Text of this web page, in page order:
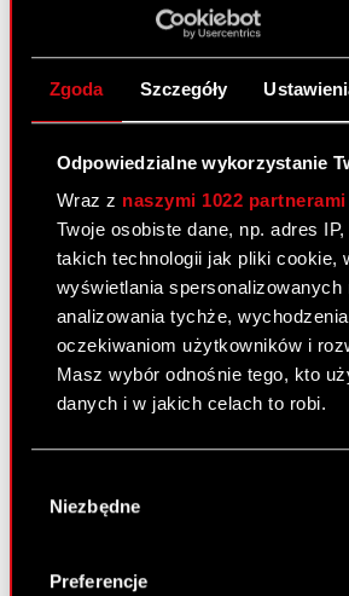
Zgoda Szczegóły
Odpowiedzialne wykorzystanie
Wraz z naszymi 1022 partnerami
Twoje osobiste dane, np. adres
takich technologii jak pliki cookie,
wyświetlania spersonalizowanych
analizowania tychże,
oczekiwaniom użytkowników i
Masz wybór odnośnie tego, kto
danych i w jakich celach to robi.
lokalizacji geograficznej z
Identyfikować Twoje
zgody
Niezbędne
Preferencje
Raport bieżący nr 53/
31 sierpnia 2010
Wprowadzenie do obrotu
oraz akcji Serii E Optimus
oraz ustalenie daty
notowania.
Raport bieżący nr 52/
30 sierpnia 2010
oraz akcji Serii E Optimus
30 sierpnia 2010